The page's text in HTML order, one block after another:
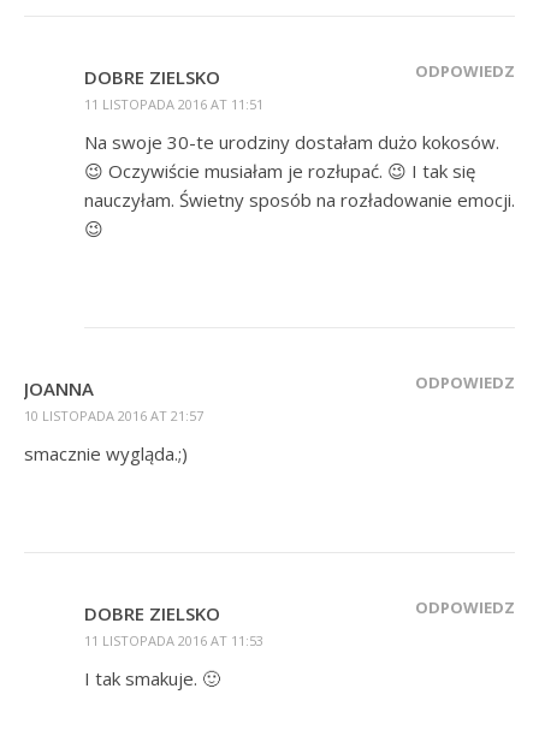
DOBRE ZIELSKO
11 LISTOPADA 2016 AT 11:51
ODPOWIEDZ
Na swoje 30-te urodziny dostałam dużo kokosów.
😉 Oczywiście musiałam je rozłupać. 😉 I tak się
nauczyłam. Świetny sposób na rozładowanie emocji.
😉
JOANNA
10 LISTOPADA 2016 AT 21:57
ODPOWIEDZ
smacznie wygląda.;)
DOBRE ZIELSKO
11 LISTOPADA 2016 AT 11:53
ODPOWIEDZ
I tak smakuje. 🙂